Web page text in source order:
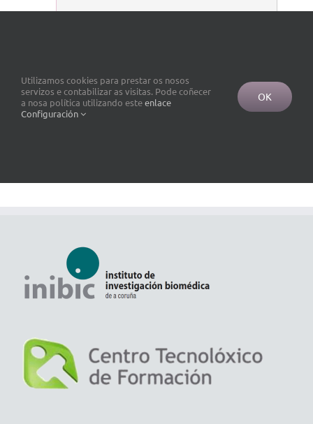
Utilizamos cookies para prestar os nosos
servizos e contabilizar as visitas. Pode coñecer
a nosa política utilizando esteenlace
Configuración
OK